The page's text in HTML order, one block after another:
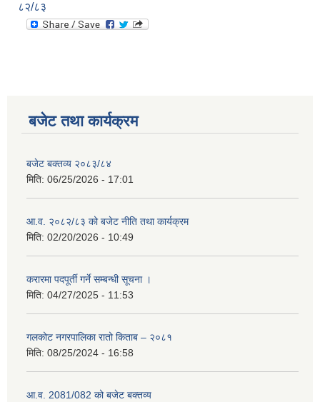
८२/८३
बजेट तथा कार्यक्रम
बजेट बक्तव्य २०८३/८४
मिति: 06/25/2026 - 17:01
आ.व. २०८२/८३ को बजेट नीति तथा कार्यक्रम
मिति: 02/20/2026 - 10:49
करारमा पदपूर्ती गर्ने सम्बन्धी सूचना ।
मिति: 04/27/2025 - 11:53
गलकोट नगरपालिका रातो किताब – २०८१
मिति: 08/25/2024 - 16:58
आ.व. 2081/082 को बजेट बक्तव्य